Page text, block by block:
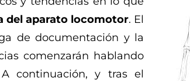
del aparato locomotor. El
de documentación y la
comenzarán hablando
continuación, y tras el